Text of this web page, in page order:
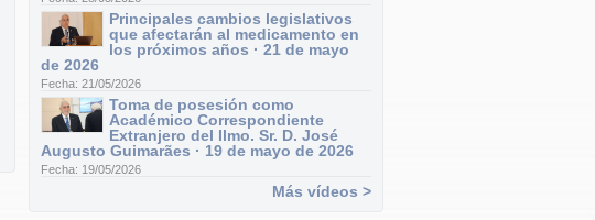
Principales cambios legislativos
que afectarán al medicamento en
los próximos años · 21 de mayo
de 2026
Fecha: 21/05/2026
Toma de posesión como
Académico Correspondiente
Extranjero del Ilmo. Sr. D. José
Augusto Guimarães · 19 de mayo de 2026
Fecha: 19/05/2026
Más vídeos >